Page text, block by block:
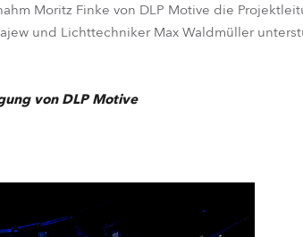
Moritz Finke von DLP Motive die
und Lichttechniker Max Waldmüller
von DLP Motive